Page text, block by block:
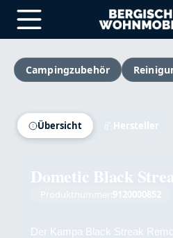
Zum Hauptinhalt springen
Campingzubehör
Übersicht Hersteller
Dometic Black
Produktnummer: 9120000852
Der Kampa Black Streak